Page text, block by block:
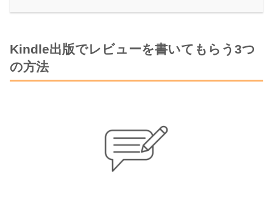
Kindle出版でレビューを書いてもらう3つ
の方法